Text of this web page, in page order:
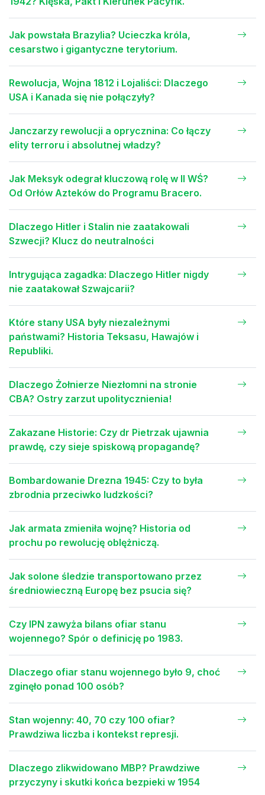
Jak powstała Brazylia? Ucieczka króla,
cesarstwo i gigantyczne terytorium.
Rewolucja, Wojna 1812 i Lojaliści: Dlaczego
USA i Kanada się nie połączyły?
Janczarzy rewolucji a oprycznina: Co łączy
elity terroru i absolutnej władzy?
Jak Meksyk odegrał kluczową rolę w II WŚ?
Od Orłów Azteków do Programu Bracero.
Dlaczego Hitler i Stalin nie zaatakowali
Szwecji? Klucz do neutralności
Intrygująca zagadka: Dlaczego Hitler nigdy
nie zaatakował Szwajcarii?
Które stany USA były niezależnymi
państwami? Historia Teksasu, Hawajów i
Republiki.
Dlaczego Żołnierze Niezłomni na stronie
CBA? Ostry zarzut upolitycznienia!
Zakazane Historie: Czy dr Pietrzak ujawnia
prawdę, czy sieje spiskową propagandę?
Bombardowanie Drezna 1945: Czy to była
zbrodnia przeciwko ludzkości?
Jak armata zmieniła wojnę? Historia od
prochu po rewolucję oblężniczą.
Jak solone śledzie transportowano przez
średniowieczną Europę bez psucia się?
Czy IPN zawyża bilans ofiar stanu
wojennego? Spór o definicję po 1983.
Dlaczego ofiar stanu wojennego było 9, choć
zginęło ponad 100 osób?
Stan wojenny: 40, 70 czy 100 ofiar?
Prawdziwa liczba i kontekst represji.
Dlaczego zlikwidowano MBP? Prawdziwe
przyczyny i skutki końca bezpieki w 1954